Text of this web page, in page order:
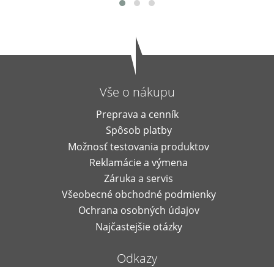
Vše o nákupu
Preprava a cenník
Spôsob platby
Možnosť testovania produktov
Reklamácie a výmena
Záruka a servis
Všeobecné obchodné podmienky
Ochrana osobných údajov
Najčastejšie otázky
Odkazy